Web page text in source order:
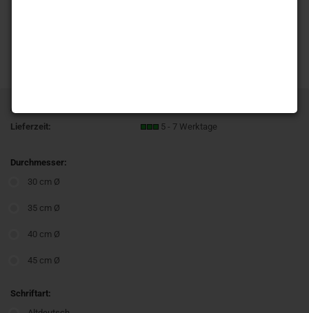
Art.Nr.:
Lieferzeit:
5 - 7 Werktage
Durchmesser:
30 cm Ø
35 cm Ø
40 cm Ø
45 cm Ø
Schriftart: